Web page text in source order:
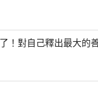
！對自己釋出最大的